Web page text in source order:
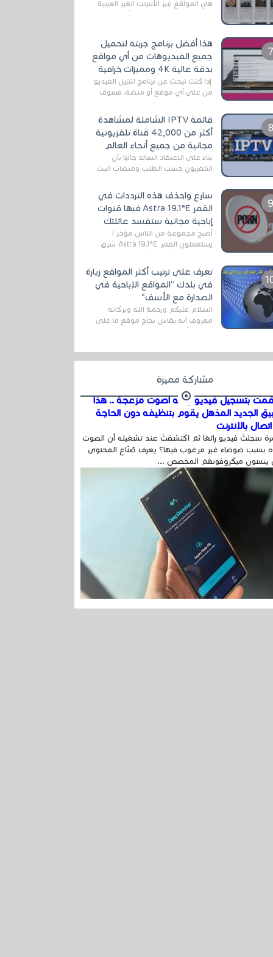
هي المواقع عبر الأنترنت الغير العربية
التي تقدم خدمة تحميل الأفلام على
هذا أفضل برنامج جربته لتحميل
جميع الفيديوهات من أي مواقع
بدقة عالية 4K ومميزات خرافية
إذا كنت تبحث عن برنامج لتنزيل الفيديو
من على أي موقع أو منصة، فسوف
الخاصة بالبرامج والتطبيقات في هذا
المج...
قائمة IPTV الشاملة لمشاهدة
أكثر من 42,000 قناة تلفزيونية
مجانية من جميع أنحاء العالم
بناءً على الاعتقاد السائد حاليًا بأن
التلفزيون حسب الطلب ومنصات البث
سارع واحذف هذه الترددات في
القمر Astra 19.1°E فبها قنوات
إباحية مجانية ستفسد عائلتك
أصبح مجموعة من الناس مؤخر ا
يستعملون القمر Astra 19.1°E شرق
قنوات مميزة جدا تنقل العديد من البرامج
اله...
تعرف على ترتيب أكثر المواقع زيارة
في بلدك "المواقع الإباحية في
الصدارة مع الأسف"
السلام عليكم ورحمة الله وبركاته
معروف أنه يقاس نجاح موقع ما على
في...
مشاركة مميزة
بتسجيل فيديو وفيه أصوت مزعجة .. هذا
الجديد المذهل يقوم بتنظيفه دون الحاجة
بالإنترنت
سجلتَ فيديو رائعًا ثم اكتشفتَ عند تشغيله أن الصوت
بسبب ضوضاء غير مرغوب فيها؟ يعرف صُنّاع المحتوى
ينسون ميكروفونهم المخصص ...